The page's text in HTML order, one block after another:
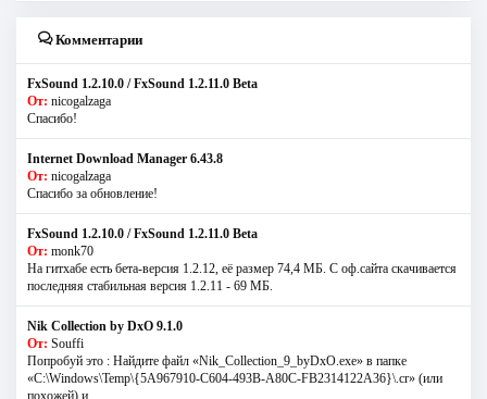
Комментарии
FxSound 1.2.10.0 / FxSound 1.2.11.0 Beta
От: nicogalzaga
Спасибо!
Internet Download Manager 6.43.8
От: nicogalzaga
Спасибо за обновление!
FxSound 1.2.10.0 / FxSound 1.2.11.0 Beta
От: monk70
На гитхабе есть бета-версия 1.2.12, её размер 74,4 МБ. С оф.сайта скачивается
последняя стабильная версия 1.2.11 - 69 МБ.
Nik Collection by DxO 9.1.0
От: Souffi
Попробуй это : Найдите файл «Nik_Collection_9_byDxO.exe» в папке
«C:\Windows\Temp\{5A967910-C604-493B-A80C-FB2314122A36}\.cr» (или
похожей) и